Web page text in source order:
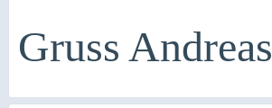
Gruss Andreas